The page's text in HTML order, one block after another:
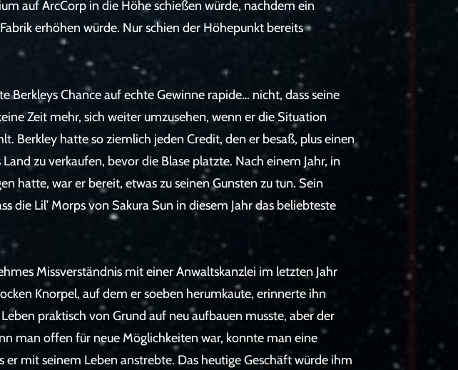
auf ArcCorp in die Höhe schießen würde, nachdem ein
erhöhen würde. Nur schien der Höhepunkt bereits
Chance auf echte Gewinne rapide… nicht, dass seine
Zeit mehr, sich weiter umzusehen, wenn er die Situation
Berkley hatte so ziemlich jeden Credit, den er besaß, plus einen
zu verkaufen, bevor die Blase platzte. Nach einem Jahr, in
hatte, war er bereit, etwas zu seinen Gunsten zu tun. Sein
die Lil’ Morps von Sakura Sun in diesem Jahr das beliebteste
Missverständnis mit einer Anwaltskanzlei im letzten Jahr
Knorpel, auf dem er soeben herumkaute, erinnerte ihn
praktisch von Grund auf neu aufbauen musste, aber der
man offen für neue Möglichkeiten war, konnte man eine
er mit seinem Leben anstrebte. Das heutige Geschäft würde ihm